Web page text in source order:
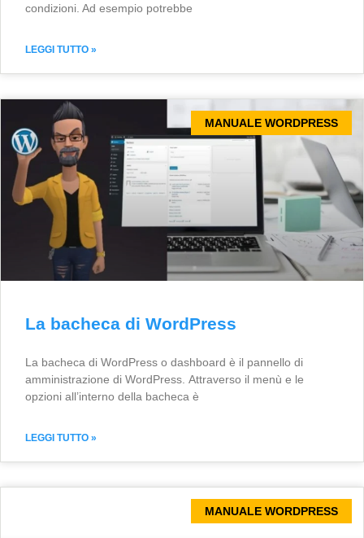
condizioni. Ad esempio potrebbe
LEGGI TUTTO »
MANUALE WORDPRESS
La bacheca di WordPress
La bacheca di WordPress o dashboard è il pannello di
amministrazione di WordPress. Attraverso il menù e le
opzioni all’interno della bacheca è
LEGGI TUTTO »
MANUALE WORDPRESS